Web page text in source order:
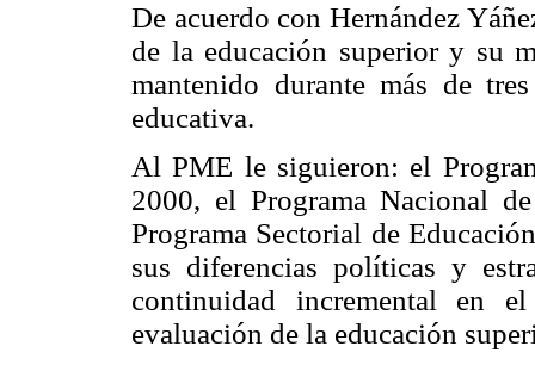
De acuerdo con Hernández
de la educación superior y su
mantenido durante más de
educativa.
Al PME le siguieron: el
2000, el Programa Nacional
Programa Sectorial de
sus diferencias políticas y
continuidad incremental en
evaluación de la educación